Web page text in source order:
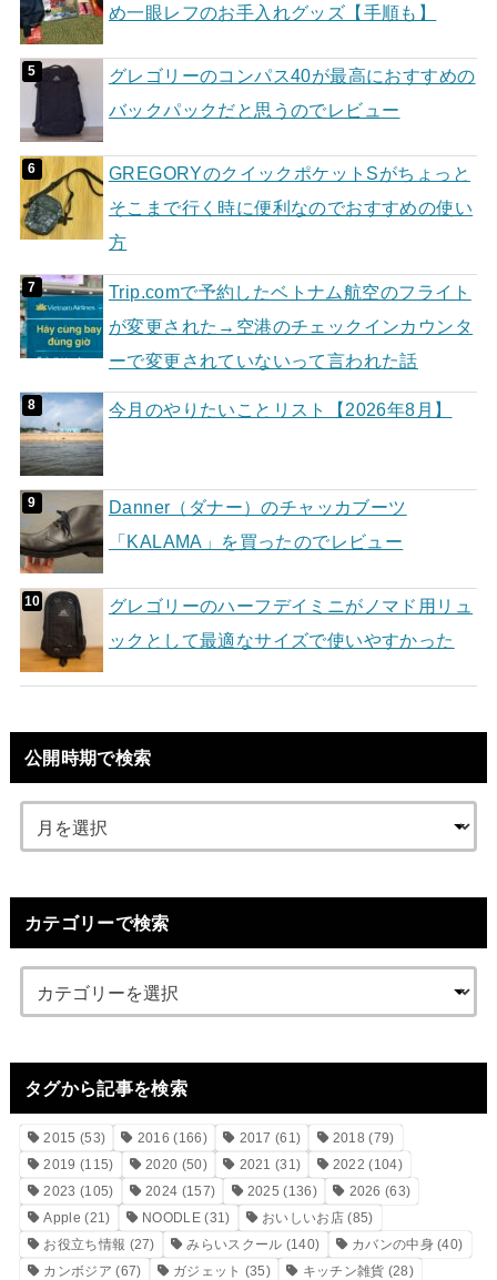
め一眼レフのお手入れグッズ【手順も】
グレゴリーのコンパス40が最高におすすめの
バックパックだと思うのでレビュー
GREGORYのクイックポケットSがちょっと
そこまで行く時に便利なのでおすすめの使い
方
Trip.comで予約したベトナム航空のフライト
が変更された→空港のチェックインカウンタ
ーで変更されていないって言われた話
今月のやりたいことリスト【2026年8月】
Danner（ダナー）のチャッカブーツ
「KALAMA」を買ったのでレビュー
グレゴリーのハーフデイミニがノマド用リュ
ックとして最適なサイズで使いやすかった
公開時期で検索
カテゴリーで検索
タグから記事を検索
2015 (53) 2016 (166) 2017 (61) 2018 (79)
2019 (115) 2020 (50) 2021 (31) 2022 (104)
2023 (105) 2024 (157) 2025 (136) 2026 (63)
Apple (21) NOODLE(31) おいしいお店(85)
お役立ち情報 (27) みらいスクール (140) カバンの中身(40)
カンボジア (67) ガジェット (35) キッチン雑貨 (28)